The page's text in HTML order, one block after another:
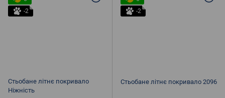
-2
Стьобане літнє покривало
Ніжність
-2
Стьобане літнє покривало 2096